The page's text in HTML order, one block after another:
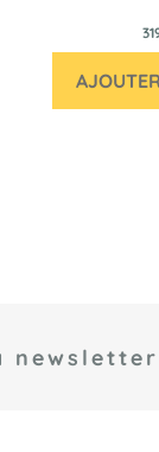
newsletter